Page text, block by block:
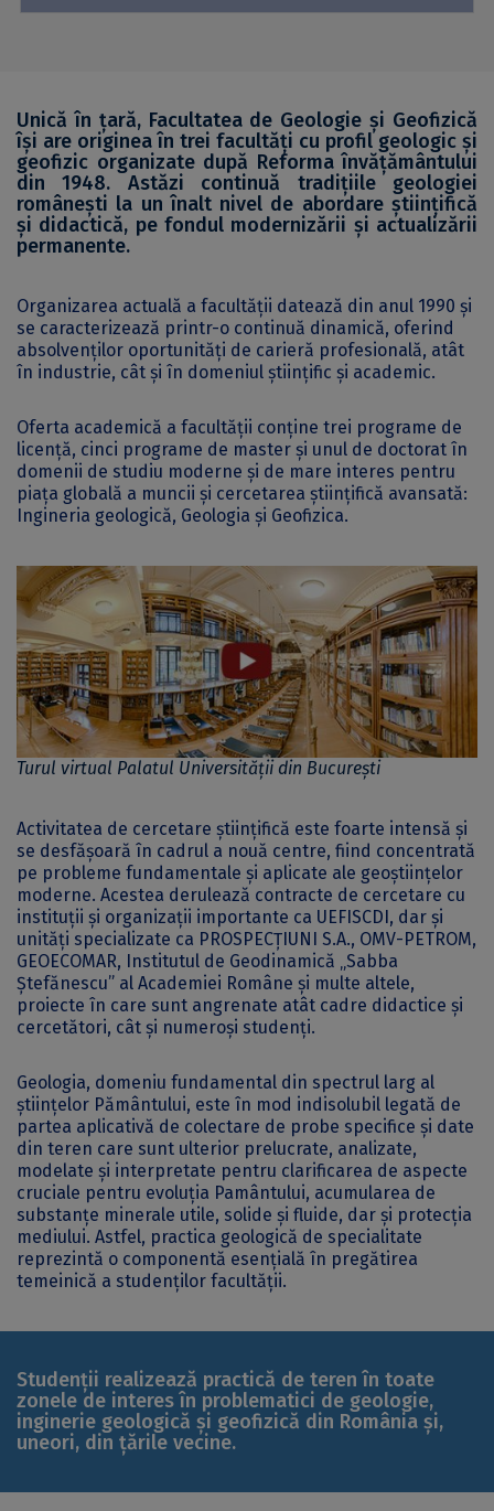
Unică în țară, Facultatea de Geologie și Geofizică
își are originea în trei facultăți cu profil geologic și
geofizic organizate după Reforma învățământului
din 1948. Astăzi continuă tradițiile geologiei
românești la un înalt nivel de abordare științifică
și didactică, pe fondul modernizării și actualizării
permanente.
Organizarea actuală a facultății datează din anul 1990 și
se caracterizează printr-o continuă dinamică, oferind
absolvenților oportunități de carieră profesională, atât
în industrie, cât și în domeniul științific și academic.
Oferta academică a facultății conține trei programe de
licență, cinci programe de master și unul de doctorat în
domenii de studiu moderne și de mare interes pentru
piața globală a muncii și cercetarea științifică avansată:
Ingineria geologică, Geologia și Geofizica.
Turul virtual Palatul Universităţii din Bucureşti
Activitatea de cercetare științifică este foarte intensă și
se desfășoară în cadrul a nouă centre, fiind concentrată
pe probleme fundamentale și aplicate ale geoștiințelor
moderne. Acestea derulează contracte de cercetare cu
instituții și organizații importante ca UEFISCDI, dar și
unități specializate ca PROSPECȚIUNI S.A., OMV-PETROM,
GEOECOMAR, Institutul de Geodinamică „Sabba
Ștefănescu” al Academiei Române și multe altele,
proiecte în care sunt angrenate atât cadre didactice și
cercetători, cât și numeroși studenți.
Geologia, domeniu fundamental din spectrul larg al
științelor Pământului, este în mod indisolubil legată de
partea aplicativă de colectare de probe specifice și date
din teren care sunt ulterior prelucrate, analizate,
modelate și interpretate pentru clarificarea de aspecte
cruciale pentru evoluția Pamântului, acumularea de
substanțe minerale utile, solide și fluide, dar și protecția
mediului. Astfel, practica geologică de specialitate
reprezintă o componentă esențială în pregătirea
temeinică a studenților facultății.
Studenții realizează practică de teren în toate
zonele de interes în problematici de geologie,
inginerie geologică și geofizică din România și,
uneori, din țările vecine.